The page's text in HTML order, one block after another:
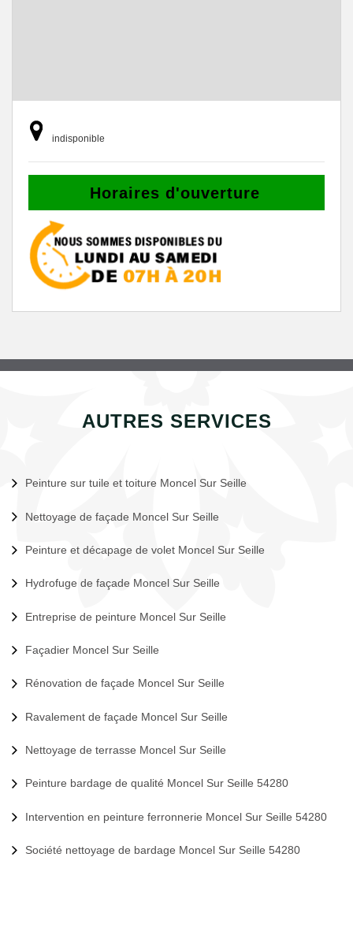
indisponible
Horaires d'ouverture
AUTRES SERVICES
Peinture sur tuile et toiture Moncel Sur Seille
Nettoyage de façade Moncel Sur Seille
Peinture et décapage de volet Moncel Sur Seille
Hydrofuge de façade Moncel Sur Seille
Entreprise de peinture Moncel Sur Seille
Façadier Moncel Sur Seille
Rénovation de façade Moncel Sur Seille
Ravalement de façade Moncel Sur Seille
Nettoyage de terrasse Moncel Sur Seille
Peinture bardage de qualité Moncel Sur Seille 54280
Intervention en peinture ferronnerie Moncel Sur Seille 54280
Société nettoyage de bardage Moncel Sur Seille 54280